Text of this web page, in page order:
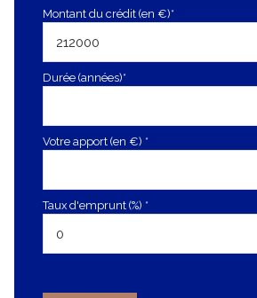
Montant du crédit (en €)*
Durée (années)*
Votre apport (en €) *
Taux d'emprunt (%) *